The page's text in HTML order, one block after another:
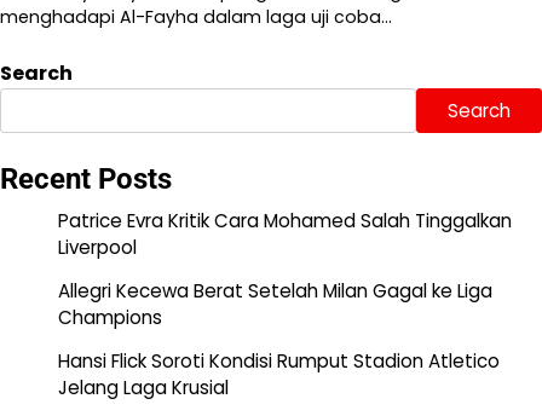
menghadapi Al-Fayha dalam laga uji coba…
Search
Search
Recent Posts
Patrice Evra Kritik Cara Mohamed Salah Tinggalkan
Liverpool
Allegri Kecewa Berat Setelah Milan Gagal ke Liga
Champions
Hansi Flick Soroti Kondisi Rumput Stadion Atletico
Jelang Laga Krusial